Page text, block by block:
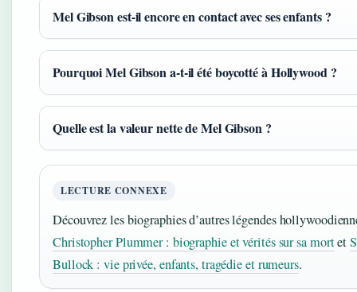
Mel Gibson est-il encore en contact avec ses enfants ?
Pourquoi Mel Gibson a-t-il été boycotté à Hollywood ?
Quelle est la valeur nette de Mel Gibson ?
LECTURE CONNEXE
Découvrez les biographies d’autres légendes
Christopher Plummer : biographie et vérités sur sa mortet
Bullock : vie privée, enfants, tragédie et rumeurs.